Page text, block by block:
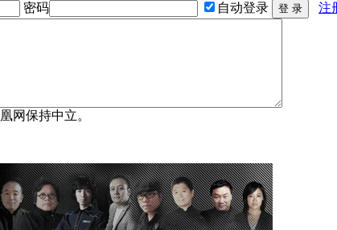
密码 自动登录 注
网保持中立。